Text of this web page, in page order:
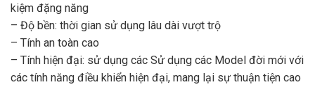
kiệm đặng năng
– Độ bền: thời gian sử dụng lâu dài vượt trộ
– Tính an toàn cao
– Tính hiện đại: sử dụng các Sử dụng các Model đời mới với
các tính năng điều khiển hiện đại, mang lại sự thuận tiện cao